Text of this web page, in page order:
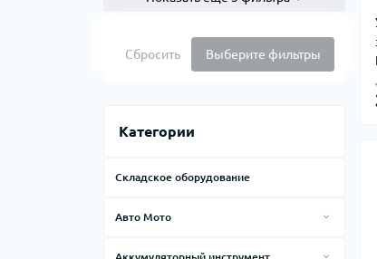
Сбросить Выберите фильтры
Категории
Складское оборудование
Авто Мото